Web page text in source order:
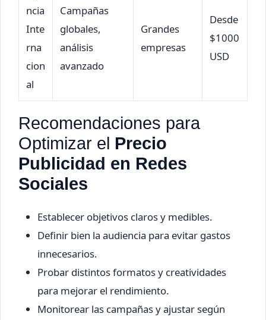
ncia
Inte
rna
cion
al
Campañas
globales,
análisis
avanzado
Grandes
empresas
Desde
$1000
USD
Recomendaciones para
Optimizar el Precio
Publicidad en Redes
Sociales
Establecer objetivos claros y medibles.
Definir bien la audiencia para evitar gastos
innecesarios.
Probar distintos formatos y creatividades
para mejorar el rendimiento.
Monitorear las campañas y ajustar según